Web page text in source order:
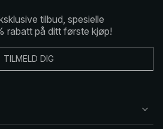
tilbud, spesielle
rabatt på ditt første kjøp!
TILMELD DIG